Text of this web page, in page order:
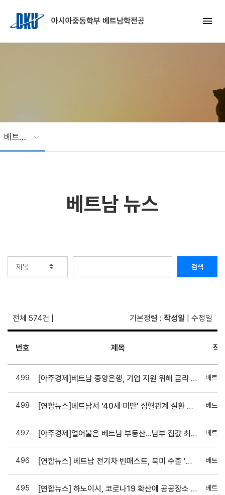
아시아중동학부 베트남학전공
menu
베트남 뉴스
베트남 뉴스
검색
전체 574건 기본정렬 : 작성일 수정일
번호 제목 작
499 [아주경제]베트남 중앙은행, 기업 지원 위해 금리 인하 적극 추진 베트
498 [연합뉴스]베트남서 '40세 미만' 심혈관계 질환 증가…음주·흡연이 주원인 베트
497 [아주경제]얼어붙은 베트남 부동산...남부 집값 최대 30% 하락 베트
496 [연합뉴스] 베트남 전기차 빈패스트, 북미 수출 '속도'…1천800대 추가 선적 베트
495 [연합뉴스] 하노이시, 코로나19 확산에 공공장소 마스크 다시 의무화 베트